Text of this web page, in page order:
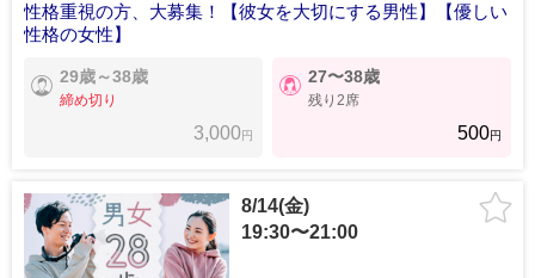
性格重視の方、大募集！【彼女を大切にする男性】【優しい
性格の女性】
29歳～38歳
締め切り
3,000円
27〜38歳
残り2席
500円
8/14(金)
19:30〜21:00